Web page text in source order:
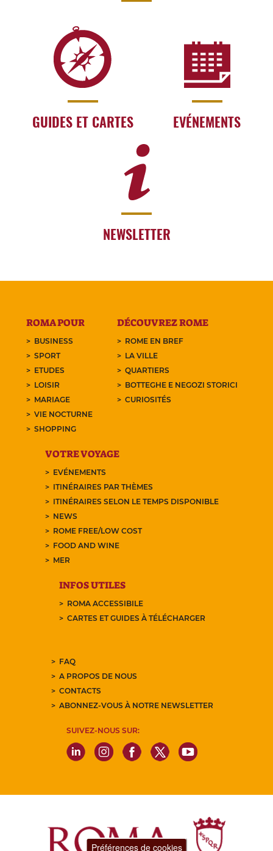
GUIDES ET CARTES EVÉNEMENTS
NEWSLETTER
ROMA POUR
BUSINESS
SPORT
ETUDES
LOISIR
MARIAGE
VIE NOCTURNE
SHOPPING
DÉCOUVREZ ROME
ROME EN BREF
LA VILLE
QUARTIERS
BOTTEGHE E NEGOZI STORICI
CURIOSITÉS
VOTRE VOYAGE
EVÉNEMENTS
ITINÉRAIRES PAR THÈMES
ITINÉRAIRES SELON LE TEMPS DISPONIBLE
NEWS
ROME FREE/LOW COST
FOOD AND WINE
MER
INFOS UTILES
ROMA ACCESSIBILE
CARTES ET GUIDES À TÉLÉCHARGER
FAQ
A PROPOS DE NOUS
CONTACTS
ABONNEZ-VOUS À NOTRE NEWSLETTER
SUIVEZ-NOUS SUR:
Préférences de cookies